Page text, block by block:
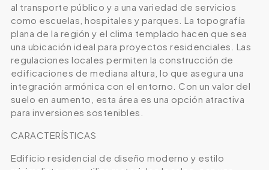
al transporte público y a una variedad de servicios
como escuelas, hospitales y parques. La topografía
plana de la región y el clima templado hacen que sea
una ubicación ideal para proyectos residenciales. Las
regulaciones locales permiten la construcción de
edificaciones de mediana altura, lo que asegura una
integración armónica con el entorno. Con un valor del
suelo en aumento, esta área es una opción atractiva
para inversiones sostenibles.
CARACTERÍSTICAS
Edificio residencial de diseño moderno y estilo